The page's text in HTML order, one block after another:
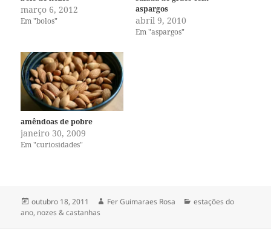
março 6, 2012
Em "bolos"
aspargos
abril 9, 2010
Em "aspargos"
amêndoas de pobre
janeiro 30, 2009
Em "curiosidades"
Publicado
em
outubro 18, 2011 Autor
Fer Guimaraes Rosa Categorias
estações do
ano, nozes & castanhas